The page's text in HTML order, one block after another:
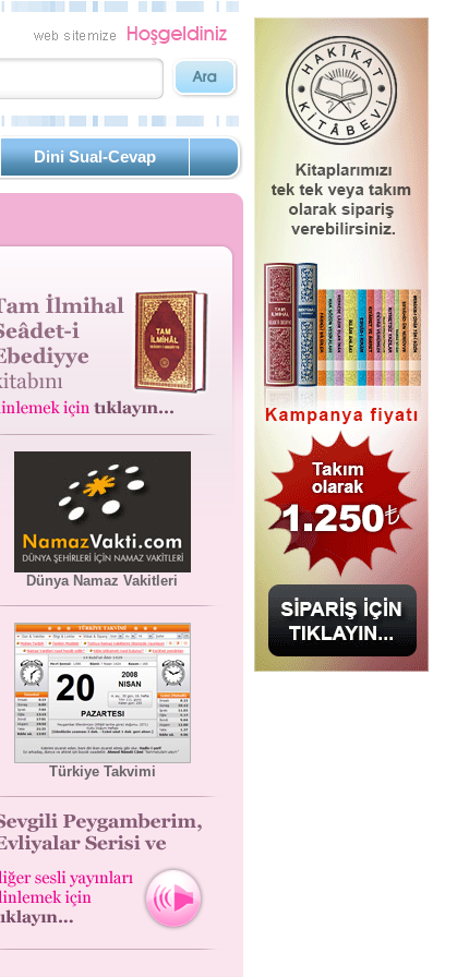
Dini Sual-Cevap
Dünya Namaz Vakitleri
Türkiye Takvimi